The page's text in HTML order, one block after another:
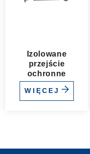
Izolowane
przejście
ochronne
WIĘCEJ